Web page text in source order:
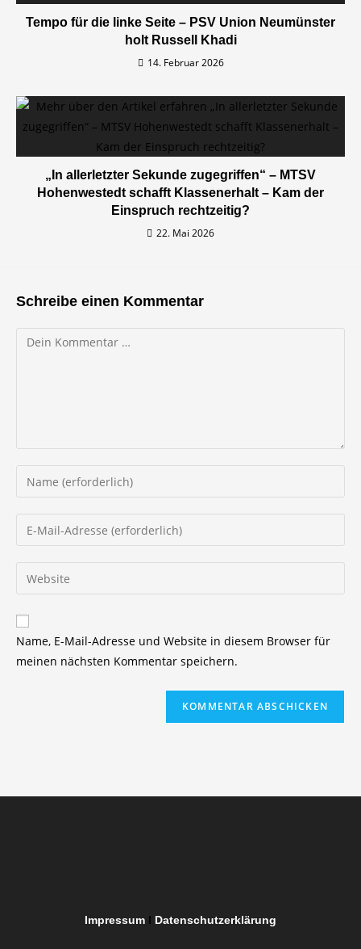
Tempo für die linke Seite – PSV Union Neumünster
holt Russell Khadi
14. Februar 2026
„In allerletzter Sekunde zugegriffen“ – MTSV
Hohenwestedt schafft Klassenerhalt – Kam der
Einspruch rechtzeitig?
22. Mai 2026
Schreibe einen Kommentar
Kommentar
Gib
deinen
Namen
oder
zum
Kommentieren
ein
Gib
deine
E-
Mail-
zum
Kommentieren
ein
Gib
deine
Website-
URL
Name, E-Mail-Adresse und Website in diesem Browser für
meinen nächsten Kommentar speichern.
Impressum I Datenschutzerklärung